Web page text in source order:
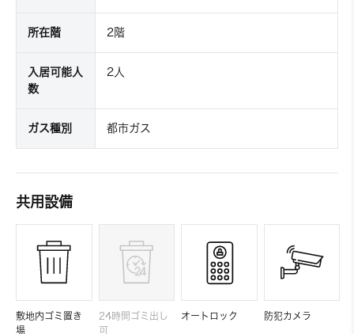
所在階 2階
入居可能人
数
2人
ガス種別 都市ガス
共用設備
敷地内ゴミ置き
場
24時間ゴミ出し
可
オートロック 防犯カメラ